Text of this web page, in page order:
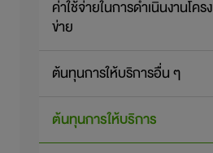
ค่าใช้จ่ายในการดำเนินงานโครง
ข่าย
ต้นทุนการให้บริการอื่น ๆ
ต้นทุนการให้บริการ